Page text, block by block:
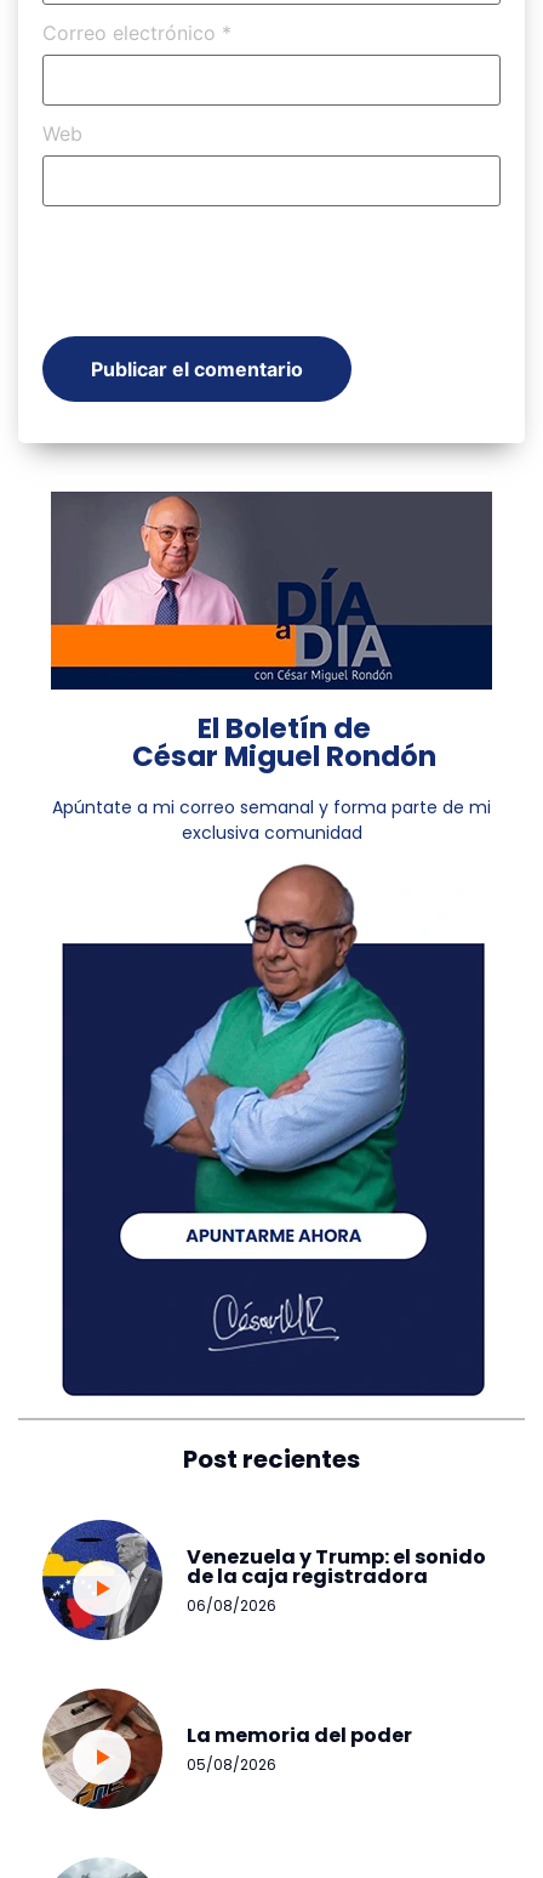
Correo electrónico *
Web
El Boletín de
César Miguel Rondón
Apúntate a mi correo semanal y forma parte de mi
exclusiva comunidad
Post recientes
Venezuela y Trump: el sonido
de la caja registradora
06/08/2026
La memoria del poder
05/08/2026